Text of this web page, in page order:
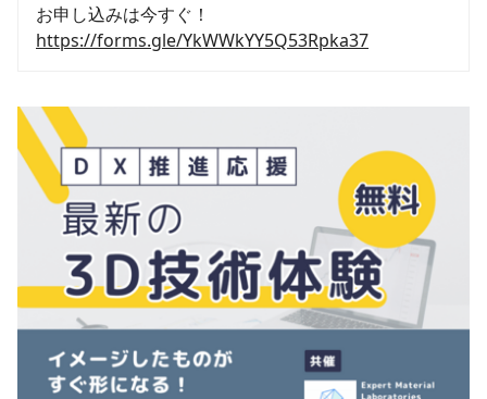
お申し込みは今すぐ！
https://forms.gle/YkWWkYY5Q53Rpka37